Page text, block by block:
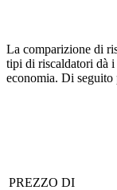
La comparizione di
tipi di riscaldatori dà
economia. Di seguito
PREZZO DI